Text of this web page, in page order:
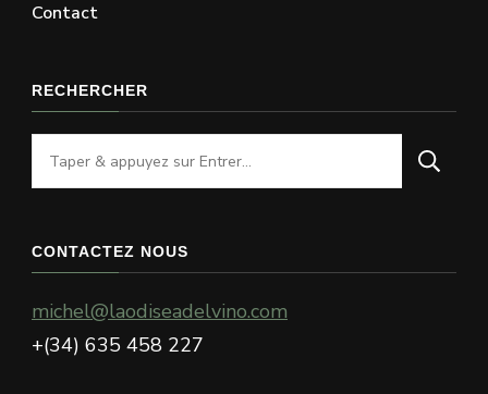
Contact
RECHERCHER
Vous
recherchiez
chose
CONTACTEZ NOUS
michel@laodiseadelvino.com
+(34) 635 458 227